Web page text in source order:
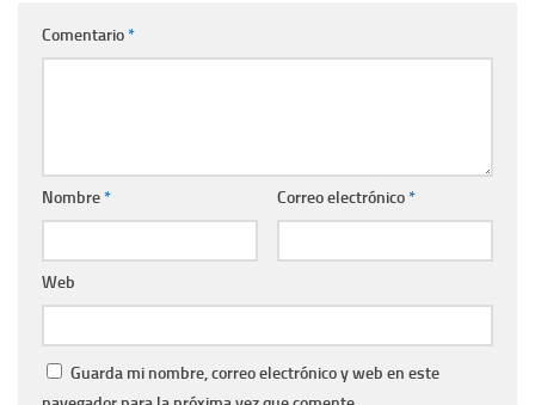
Comentario*
Nombre* Correo electrónico*
Web
Guarda mi nombre, correo electrónico y web en este